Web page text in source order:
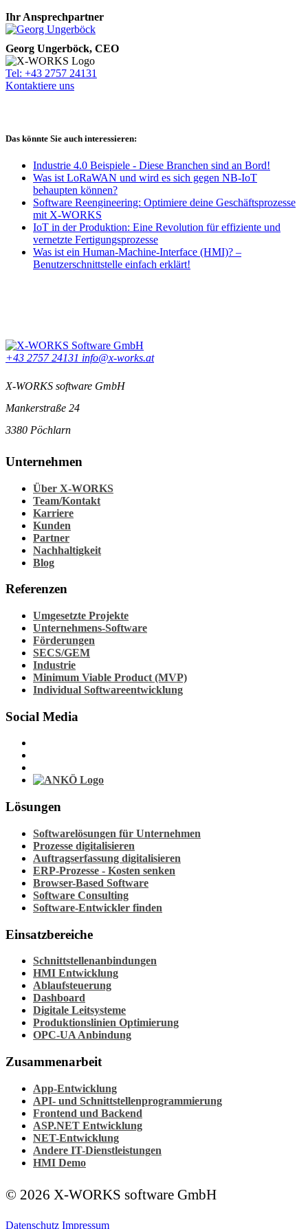
Ihr Ansprechpartner
Georg Ungerböck, CEO
Tel: +43 2757 24131
Kontaktiere uns
Das könnte Sie auch interessieren:
Industrie 4.0 Beispiele - Diese Branchen sind an Bord!
Was ist LoRaWAN und wird es sich gegen NB-IoT
behaupten können?
Software Reengineering: Optimiere deine Geschäftsprozesse
mit X-WORKS
IoT in der Produktion: Eine Revolution für effiziente und
vernetzte Fertigungsprozesse
Was ist ein Human-Machine-Interface (HMI)? –
Benutzerschnittstelle einfach erklärt!
+43 2757 24131 info@x-works.at
X-WORKS software GmbH
Mankerstraße 24
3380 Pöchlarn
Unternehmen
Über X-WORKS
Team/Kontakt
Karriere
Kunden
Partner
Nachhaltigkeit
Blog
Referenzen
Umgesetzte Projekte
Unternehmens-Software
Förderungen
SECS/GEM
Industrie
Minimum Viable Product (MVP)
Individual Softwareentwicklung
Social Media
Lösungen
Softwarelösungen für Unternehmen
Prozesse digitalisieren
Auftragserfassung digitalisieren
ERP-Prozesse - Kosten senken
Browser-Based Software
Software Consulting
Software-Entwickler finden
Einsatzbereiche
Schnittstellenanbindungen
HMI Entwicklung
Ablaufsteuerung
Dashboard
Digitale Leitsysteme
Produktionslinien Optimierung
OPC-UA Anbindung
Zusammenarbeit
App-Entwicklung
API- und Schnittstellenprogrammierung
Frontend und Backend
ASP.NET Entwicklung
NET-Entwicklung
Andere IT-Dienstleistungen
HMI Demo
© 2026 X-WORKS software GmbH
Datenschutz Impressum